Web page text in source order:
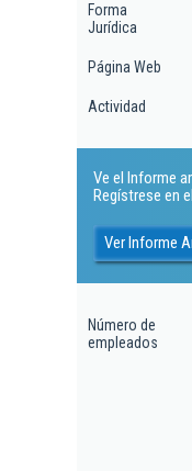
Forma
Jurídica
Página Web
Actividad
Ve el Informe
Regístrese en
Ver Informe
Número de
empleados